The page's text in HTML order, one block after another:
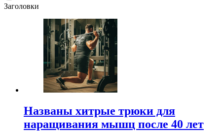
Заголовки
Названы хитрые трюки для
наращивания мышц после 40 лет